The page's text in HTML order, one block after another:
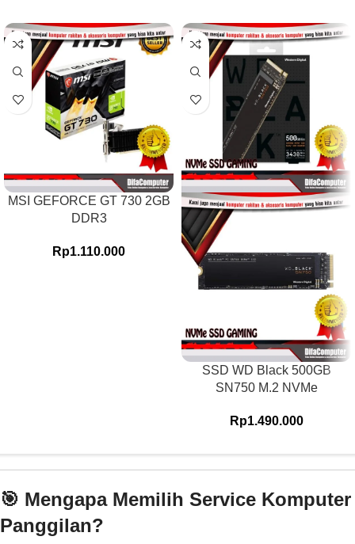
MSI GEFORCE GT 730 2GB
DDR3
Rp1.110.000
SSD WD Black 500GB
SN750 M.2 NVMe
Rp1.490.000
🎯 Mengapa Memilih Service Komputer
Panggilan?